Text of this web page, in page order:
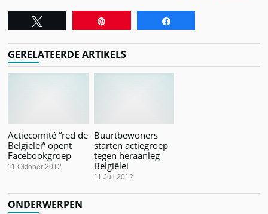
GERELATEERDE ARTIKELS
Actiecomité “red de
Belgiëlei” opent
Facebookgroep
11 Oktober 2012
Buurtbewoners
starten actiegroep
tegen heraanleg
Belgiëlei
11 Juli 2012
ONDERWERPEN